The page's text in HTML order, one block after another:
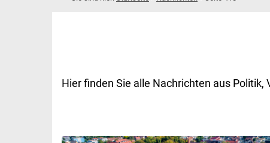
Hier finden Sie alle Nachrichten aus